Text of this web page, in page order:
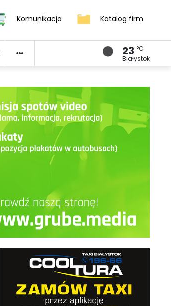
Komunikacja Katalog firm
23 °C
Białystok